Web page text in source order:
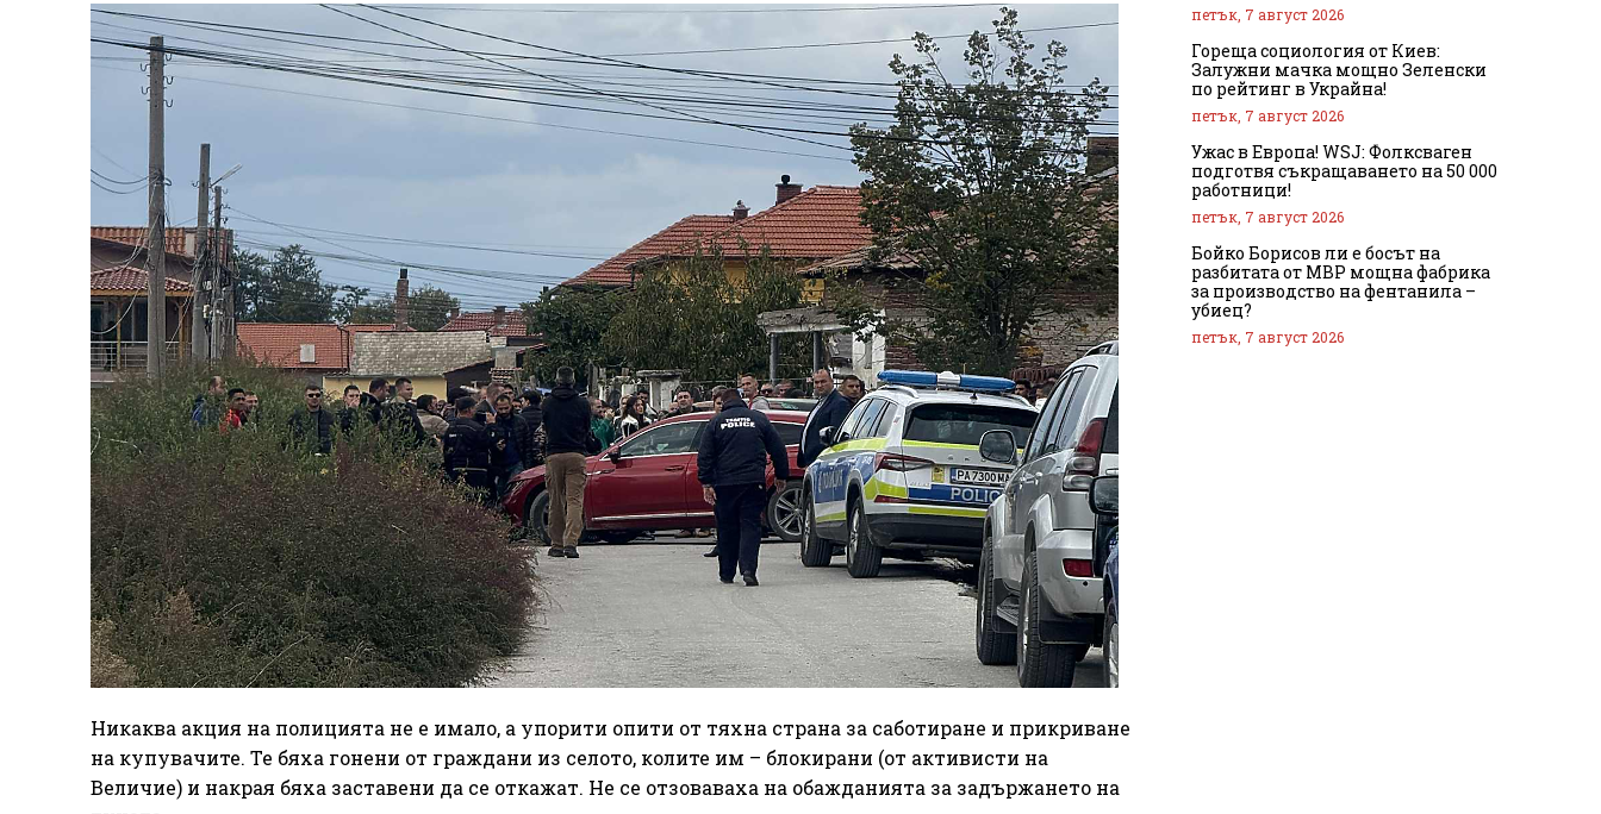
Никаква акция на полицията не е имало, а упорити опити от тяхна страна за саботиране и прикриване
на купувачите. Те бяха гонени от граждани из селото, колите им – блокирани (от активисти на
Величие) и накрая бяха заставени да се откажат. Не се отзоваваха на обажданията за задържането на
петък, 7 август 2026
Гореща социология от Киев:
Залужни мачка мощно Зеленски
по рейтинг в Украйна!
петък, 7 август 2026
Ужас в Европа! WSJ: Фолксваген
подготвя съкращаването на 50 000
работници!
петък, 7 август 2026
Бойко Борисов ли е босът на
разбитата от МВР мощна фабрика
за производство на фентанила –
убиец?
петък, 7 август 2026